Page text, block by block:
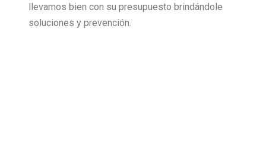
llevamos bien con su presupuesto brindándole
soluciones y prevención.